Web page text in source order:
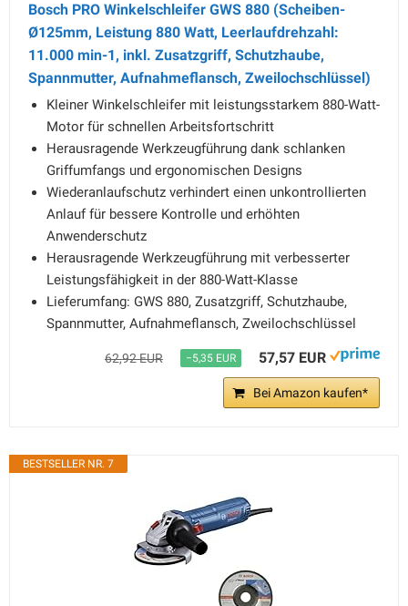
Bosch PRO Winkelschleifer GWS 880 (Scheiben-
Ø125mm, Leistung 880 Watt, Leerlaufdrehzahl:
11.000 min-1, inkl. Zusatzgriff, Schutzhaube,
Spannmutter, Aufnahmeflansch, Zweilochschlüssel)
Kleiner Winkelschleifer mit leistungsstarkem 880-Watt-
Motor für schnellen Arbeitsfortschritt
Herausragende Werkzeugführung dank schlanken
Griffumfangs und ergonomischen Designs
Wiederanlaufschutz verhindert einen unkontrollierten
Anlauf für bessere Kontrolle und erhöhten
Anwenderschutz
Herausragende Werkzeugführung mit verbesserter
Leistungsfähigkeit in der 880-Watt-Klasse
Lieferumfang: GWS 880, Zusatzgriff, Schutzhaube,
Spannmutter, Aufnahmeflansch, Zweilochschlüssel
62,92 EUR −5,35 EUR 57,57 EUR
Bei Amazon kaufen*
BESTSELLER NR. 7